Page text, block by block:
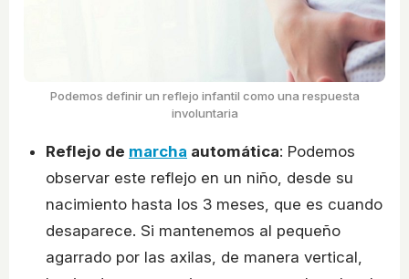
Podemos definir un reflejo infantil como una respuesta
involuntaria
Reflejo de marcha automática: Podemos
observar este reflejo en un niño, desde su
nacimiento hasta los 3 meses, que es cuando
desaparece. Si mantenemos al pequeño
agarrado por las axilas, de manera vertical,